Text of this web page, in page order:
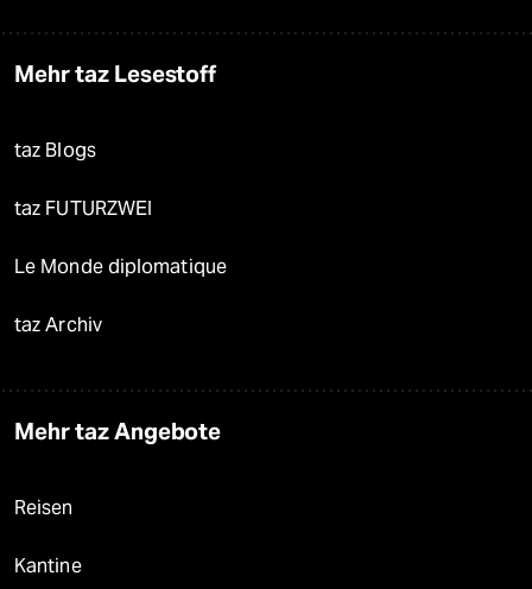
Mehr taz Lesestoff
taz Blogs
taz FUTURZWEI
Le Monde diplomatique
taz Archiv
Mehr taz Angebote
Reisen
Kantine